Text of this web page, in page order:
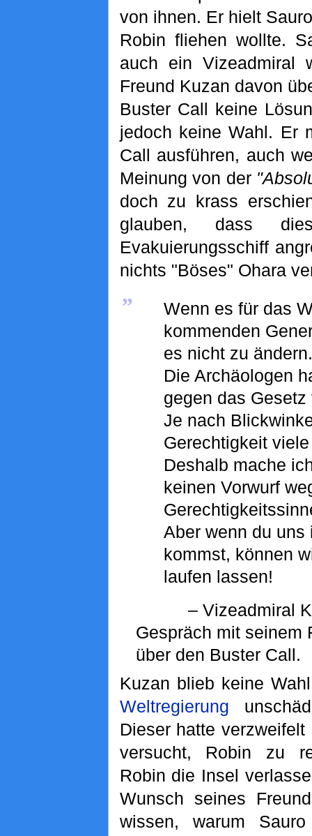
von ihnen. Er hielt
Robin fliehen wollte.
auch ein Vizeadmiral
Freund Kuzan davon
Buster Call keine
jedoch keine Wahl. Er
Call ausführen, auch
Meinung von der
doch zu krass
glauben, dass
Evakuierungsschiff
nichts "Böses" Ohara
„
Wenn es für das
kommenden
es nicht zu ändern.
Die Archäologen
gegen das
Je nach
Gerechtigkeit
Deshalb mache
keinen Vorwurf
Aber wenn du uns
kommst, können
laufen lassen!
– Vizeadmiral
Gespräch mit seinem
über den Buster Call.
Kuzan blieb keine
Weltregierung
Dieser hatte
versucht, Robin zu
Robin die Insel
Wunsch seines
wissen, warum